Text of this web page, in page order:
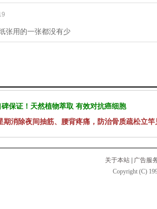
张用的一张都没有少
保证！天然植物萃取 有效对抗癌细胞
期消除夜间抽筋、腰背疼痛，防治骨质疏松立竿
关于本站
广告服
Copyright (C)